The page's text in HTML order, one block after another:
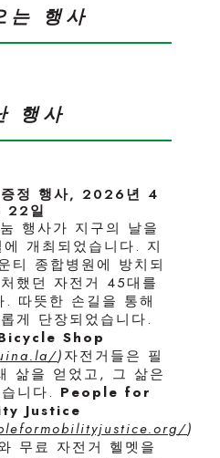
는 행사
행사
증정 행사, 2026년 4
22일
행사가 지구의 날을
개최되었습니다. 지
티 종합병원에 방치되
했던 자전거 45대를
. 따뜻한 손길을 통해
게 단장되었습니다.
Shop
)자전거들은 필
삶을 얻었고, 그 삶은
니다. People for
Justice
)
무료 자전거 헬멧을